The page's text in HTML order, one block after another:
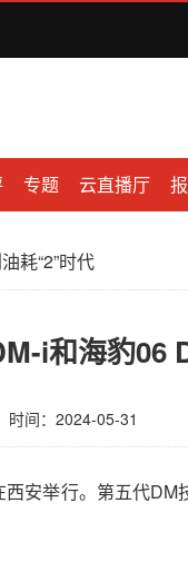
专题 云直播厅
耗“2”时代
i和海豹06
时间：2024-05-31
安举行。第五代